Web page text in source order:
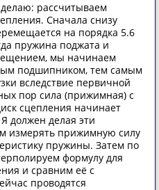
делаю: рассчитываем
Сначала снизу
на порядка 5.6
пружина поджата и
мы начинаем
подшипником, тем самым
вследствие первичной
пор сила (прижимная) с
сцепления начинает
должен делая эти
измерять прижимную силу
пружины. Затем по
формулу для
и сравним её с
проводятся